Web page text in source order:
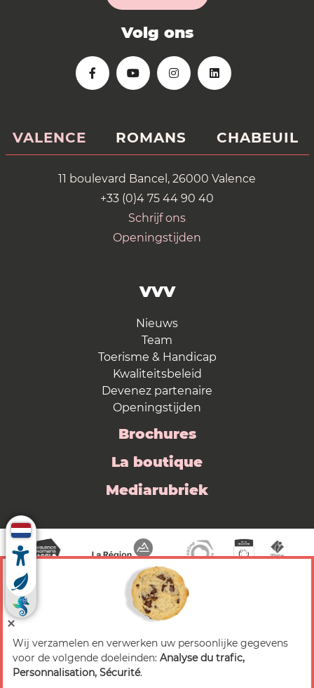
Volg ons
VALENCE ROMANS CHABEUIL
11 boulevard Bancel, 26000 Valence
+33 (0)4 75 44 90 40
Schrijf ons
Openingstijden
VVV
Nieuws
Team
Toerisme & Handicap
Kwaliteitsbeleid
Devenez partenaire
Openingstijden
Brochures
La boutique
Mediarubriek
© 2026 Valence Romans Tourisme — Alle rechten
voorbehouden
Wij verzamelen en verwerken uw persoonlijke gegevens
voor de volgende doeleinden: Analyse du trafic,
Personnalisation, Sécurité.